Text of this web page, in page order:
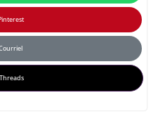
Threads